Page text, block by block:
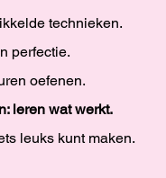
technieken.
perfectie.
oefenen.
leren wat werkt.
leuks kunt maken.